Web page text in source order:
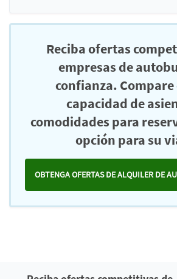
Reciba ofertas
empresas de
confianza. Compare
capacidad de
comodidades para
opción para su
OBTENGA OFERTAS DE ALQUILER DE